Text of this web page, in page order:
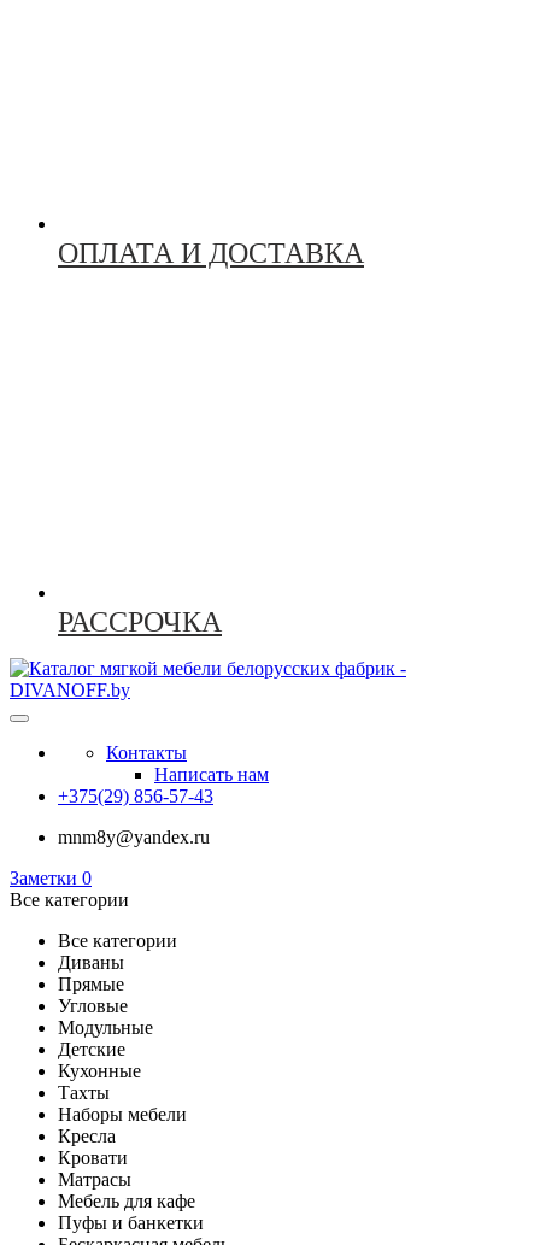
ОПЛАТА И ДОСТАВКА
РАССРОЧКА
Контакты
Написать нам
+375(29) 856-57-43
mnm8y@yandex.ru
Заметки 0
Все категории
Все категории
Диваны
Прямые
Угловые
Модульные
Детские
Кухонные
Тахты
Наборы мебели
Кресла
Кровати
Матрасы
Мебель для кафе
Пуфы и банкетки